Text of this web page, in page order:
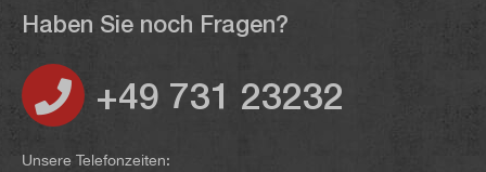
Haben Sie noch Fragen?
+49 731 23232
Unsere Telefonzeiten: